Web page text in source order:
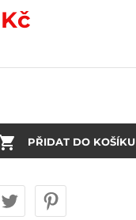
 PŘIDAT DO KOŠÍKU